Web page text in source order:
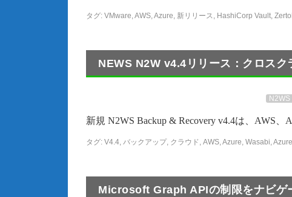
タグ: VMware,AWS,Azure, 新リリース, HashiCorp Vault,
NEWS N2W v4.4リリース：クロス
新規 N2WS Backup & Recovery v4.4は、AWS
タグ: V4.4, バックアップ, クラウド, AWS,Azure, Wasabi,
Microsoft Graph APIの制限をナビゲ